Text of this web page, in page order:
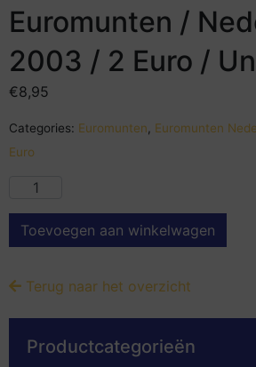
Euromunten /
2003 / 2 Euro /
€8,95
Categories: Euromunten Euromunten
Euro
Toevoegen aan winkelwagen
Terug naar het overzicht
Productcategorieën